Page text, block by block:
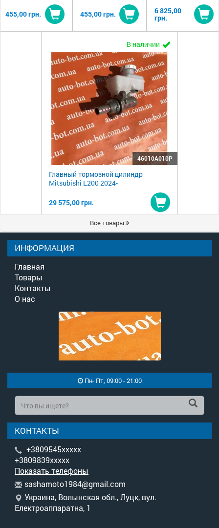
455,00 грн.
Купить
455,00 грн.
Купить
6 825,00
грн.
В наличии
46010A010P
Главный тормозной цилиндр
Mitsubishi L200 2024-
29 575,00 грн.
Купить
Все товары
ИНФОРМАЦИЯ
Главная
Товары
Контакты
О нас
Пн- Пт, 09:00 - 21:00
КОНТАКТЫ
+3809545xxxxx
+3809839xxxxx
Показать телефоны
sashamoto1984@gmail.com
Украина, Волынская обл., Луцк, вул.
Електроаппаратна, 1